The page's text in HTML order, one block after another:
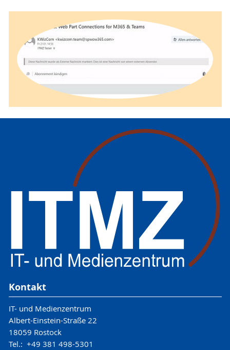
Kontakt
IT- und Medienzentrum
Albert-Einstein-Straße 22
18059 Rostock
Tel.: +49 381 498-5301